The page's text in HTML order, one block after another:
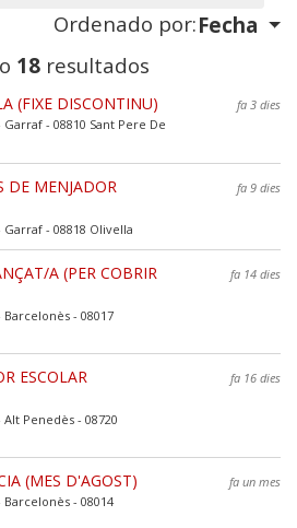
Ordenado por:Fecha
18 resultados
(FIXE DISCONTINU)
fa 3 dies
- 08810 Sant Pere De
DE MENJADOR
fa 9 dies
Garraf - 08818 Olivella
A (PER COBRIR
fa 14 dies
- 08017
ESCOLAR
fa 16 dies
Penedès - 08720
(MES D'AGOST)
fa un mes
- 08014